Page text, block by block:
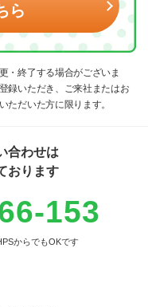
ら
・終了する場合がございま
録いただき、ご来社またはお
ただいた方に限ります。
合わせは
おります
153
からでもOKです